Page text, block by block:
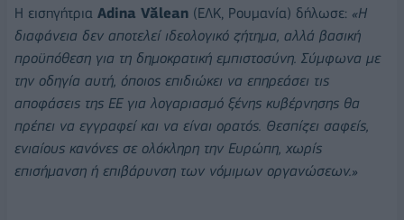
Η εισηγήτρια Adina Vălean (ΕΛΚ, Ρουμανία) δήλωσε: «Η
διαφάνεια δεν αποτελεί ιδεολογικό ζήτημα, αλλά βασική
προϋπόθεση για τη δημοκρατική εμπιστοσύνη. Σύμφωνα με
την οδηγία αυτή, όποιος επιδιώκει να επηρεάσει τις
αποφάσεις της ΕΕ για λογαριασμό ξένης κυβέρνησης θα
πρέπει να εγγραφεί και να είναι ορατός. Θεσπίζει σαφείς,
ενιαίους κανόνες σε ολόκληρη την Ευρώπη, χωρίς
επισήμανση ή επιβάρυνση των νόμιμων οργανώσεων.»